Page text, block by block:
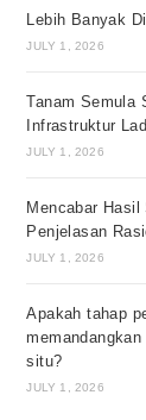
Lebih Banyak
JULY 1, 2026
Tanam Semula
Infrastruktur
JULY 1, 2026
Mencabar
Penjelasan
JULY 1, 2026
Apakah tahap
situ?
JULY 1, 2026